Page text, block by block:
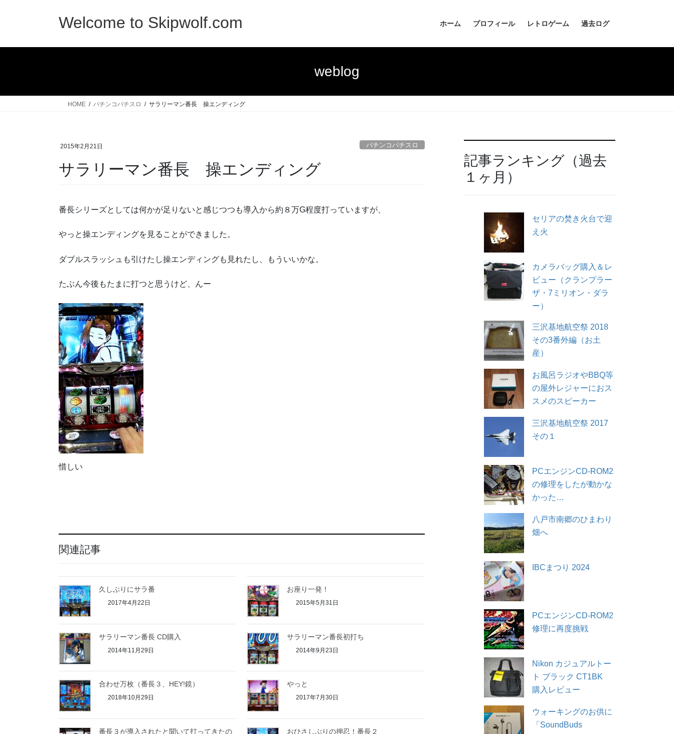
Welcome to Skipwolf.com ホーム プロフィール レトロゲーム 過去ログ
weblog
HOME パチンコパチスロ サラリーマン番長 操エンディング
2015年2月21日 パチンコパチスロ
サラリーマン番長 操エンディング
番長シリーズとしては何かが足りないと感じつつも導入から約８万G程度打っていますが、
やっと操エンディングを見ることができました。
ダブルスラッシュも引けたし操エンディングも見れたし、もういいかな。
たぶん今後もたまに打つと思うけど、んー
惜しい
関連記事
久しぶりにサラ番
2017年4月22日
お座り一発！
2015年5月31日
サラリーマン番長 CD購入
2014年11月29日
サラリーマン番長初打ち
2014年9月23日
合わせ万枚（番長３、HEY!鏡）
2018年10月29日
やっと
2017年7月30日
番長３が導入されたと聞いて打ってきたの
おひさしぶりの押忍！番長２
記事ランキング（過去
１ヶ月）
セリアの焚き火台で迎
え火
カメラバッグ購入＆レ
ビュー（クランプラー
ザ・7ミリオン・ダラ
ー）
三沢基地航空祭 2018
その3番外編（お土
産）
お風呂ラジオやBBQ等
の屋外レジャーにおス
スメのスピーカー
三沢基地航空祭 2017
その１
PCエンジンCD-ROM2
の修理をしたが動かな
かった…
八戸市南郷のひまわり
畑へ
IBCまつり 2024
PCエンジンCD-ROM2
修理に再度挑戦
Nikon カジュアルトー
ト ブラック CT1BK
購入レビュー
ウォーキングのお供に
「SoundBuds